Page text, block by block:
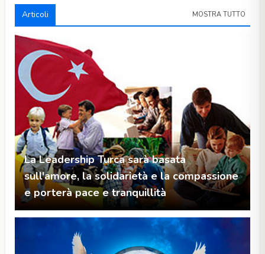
Articoli MOSTRA TUTTO
La Leadership Turca sarà basata
sull'amore, la solidarietà e la compassione
e porterà pace e tranquillità